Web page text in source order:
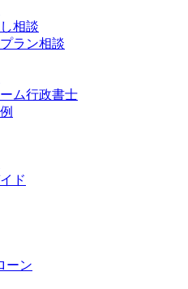
相談
ラン相談
ム行政書士
ド
ーン